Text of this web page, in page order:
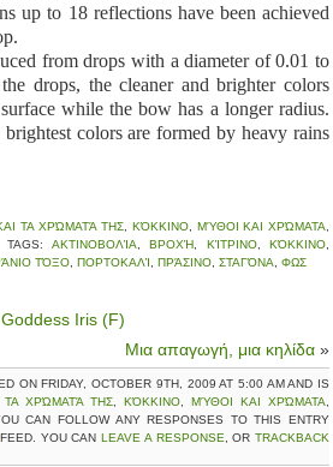
up to 18 reflections have been achieved
from drops with a diameter of 0.01 to
drops, the cleaner and brighter colors
while the bow has a longer radius.
colors are formed by heavy rains
ΤΑ ΧΡΏΜΑΤΆ ΤΗΣ ,ΚΌΚΚΙΝΟ ΜΎΘΟΙ ΚΑΙ ΧΡΏΜΑΤΑ
ΑΚΤΙΝΟΒΟΛΊΑ ,ΒΡΟΧΉ ΚΊΤΡΙΝΟ, ΚΌΚΚΙΝΟ
ΤΌΞΟ ΠΟΡΤΟΚΑΛΊ ΠΡΆΣΙΝΟ ΣΤΑΓΌΝΑ ΦΩΣ
Iris (F)
Μια απαγωγή, μια κηλίδα »
ON FRIDAY, OCTOBER 9TH, 2009 AT 5:00 AM AND IS
ΤΑ ΧΡΏΜΑΤΆ ΤΗΣ ,ΚΌΚΚΙΝΟ ,ΜΎΘΟΙ ΚΑΙ ΧΡΏΜΑΤΑ
CAN FOLLOW ANY RESPONSES TO THIS ENTRY
FEED. YOU CANLEAVE A RESPONSE , ORTRACKBACK